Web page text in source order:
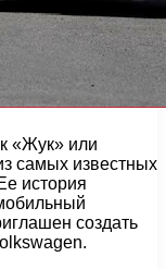
«Жук» или
самых известных
история
создать